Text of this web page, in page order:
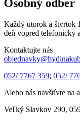
Osobný odber
Každý utorok a štvrtok
deň vopred telefonicky
Kontaktujte nás
052/ 7767 359; 052/
Alebo nás navštívte na
Veľký Slavkov 290,